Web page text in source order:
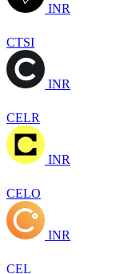
INR
CTSI
INR
CELR
INR
CELO
INR
CEL